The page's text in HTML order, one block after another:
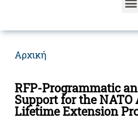
Αρχική
RFP-Programmatic
Support for the NATO
Lifetime Extension